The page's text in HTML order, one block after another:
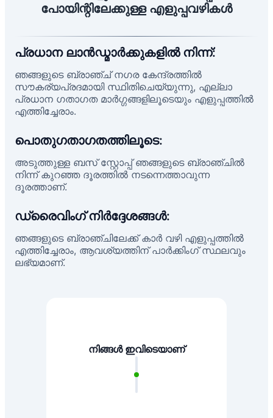
പോയിന്റിലേക്കുള്ള എളുപ്പവഴികൾ
പ്രധാന ലാൻഡ്മാർക്കുകളിൽ നിന്ന്:
ഞങ്ങളുടെ ബ്രാഞ്ച് നഗര കേന്ദ്രത്തിൽ
സൗകര്യപ്രദമായി സ്ഥിതിചെയ്യുന്നു, എല്ലാ
പ്രധാന ഗതാഗത മാർഗ്ഗങ്ങളിലൂടെയും എളുപ്പത്തിൽ
എത്തിച്ചേരാം.
പൊതുഗതാഗതത്തിലൂടെ:
അടുത്തുള്ള ബസ് സ്റ്റോപ്പ് ഞങ്ങളുടെ ബ്രാഞ്ചിൽ
നിന്ന് കുറഞ്ഞ ദൂരത്തിൽ നടന്നെത്താവുന്ന
ദൂരത്താണ്.
ഡ്രൈവിംഗ് നിർദ്ദേശങ്ങൾ:
ഞങ്ങളുടെ ബ്രാഞ്ചിലേക്ക് കാർ വഴി എളുപ്പത്തിൽ
എത്തിച്ചേരാം, ആവശ്യത്തിന് പാർക്കിംഗ് സ്ഥലവും
ലഭ്യമാണ്.
നിങ്ങൾ ഇവിടെയാണ്